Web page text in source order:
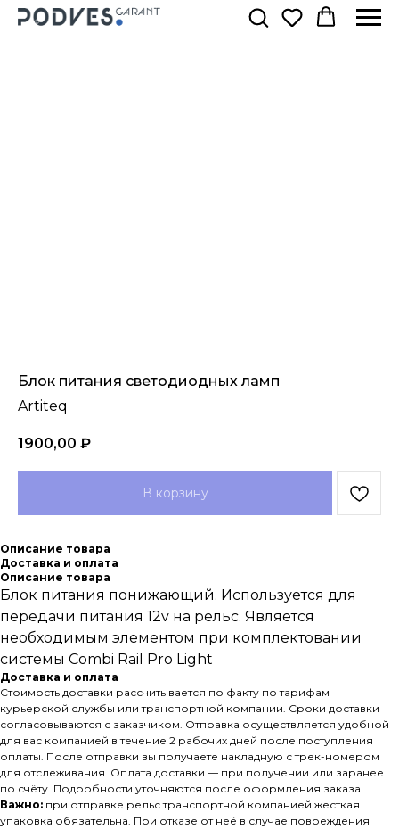
Блок питания светодиодных ламп
Artiteq
1900,00 ₽
В корзину
Описание товара
Доставка и оплата
Описание товара
Блок питания понижающий. Используется для
передачи питания 12v на рельс. Является
необходимым элементом при комплектовании
системы Combi Rail Pro Light
Доставка и оплата
Стоимость доставки рассчитывается по факту по тарифам
курьерской службы или транспортной компании. Сроки доставки
согласовываются с заказчиком. Отправка осуществляется удобной
для вас компанией в течение 2 рабочих дней после поступления
оплаты. После отправки вы получаете накладную с трек-номером
для отслеживания. Оплата доставки — при получении или заранее
по счёту. Подробности уточняются после оформления заказа.
Важно: при отправке рельс транспортной компанией жесткая
упаковка обязательна. При отказе от неё в случае повреждения